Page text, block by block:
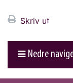
Skriv ut
Nedre